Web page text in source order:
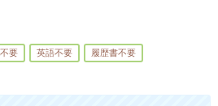
要 英語不要 履歴書不要